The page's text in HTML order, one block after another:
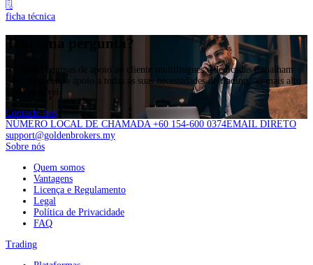
ficha técnica
Tem uma pergunta?
As nossas equipas de apoio ao cliente multilingues e dedicadas trabalham
24/5,fornecendo apoio a todas as suas necessidades de trading, ao mais alto
nível possível.
Contacte-nos
NÚMERO LOCAL DE CHAMADA +60 154-600 0374EMAIL DIRETO
support@goldenbrokers.my
Sobre nós
Quem somos
Vantagens
Licença e Regulamento
Legal
Política de Privacidade
FAQ
Trading